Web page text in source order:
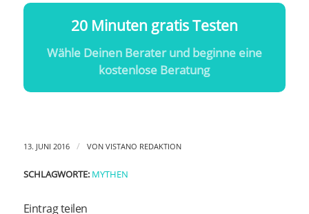
20 Minuten gratis Testen
Wähle Deinen Berater und beginne eine
kostenlose Beratung
13. JUNI 2016 / VON VISTANO REDAKTION
SCHLAGWORTE: MYTHEN
Eintrag teilen